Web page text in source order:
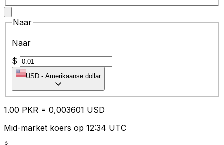
Naar
Naar
$
USD - Amerikaanse dollar
1.00 PKR = 0,003601 USD
Mid-market koers op 12:34 UTC